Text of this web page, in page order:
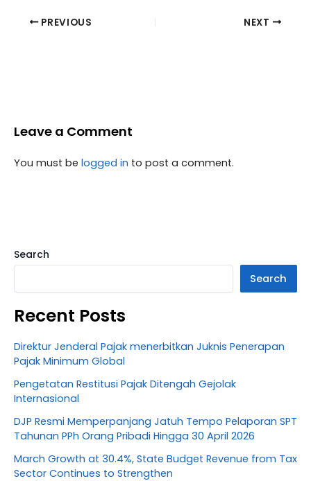
PREVIOUS NEXT
Leave a Comment
You must be logged in to post a comment.
Search
Search
Recent Posts
Direktur Jenderal Pajak menerbitkan Juknis Penerapan
Pajak Minimum Global
Pengetatan Restitusi Pajak Ditengah Gejolak
Internasional
DJP Resmi Memperpanjang Jatuh Tempo Pelaporan SPT
Tahunan PPh Orang Pribadi Hingga 30 April 2026
March Growth at 30.4%, State Budget Revenue from Tax
Sector Continues to Strengthen